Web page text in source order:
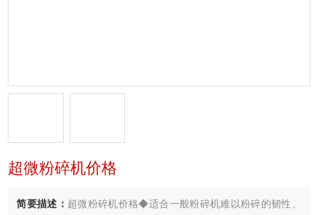
超微粉碎机价格
简要描述： 超微粉碎机价格◆适合一般粉碎机难以粉碎的韧性、